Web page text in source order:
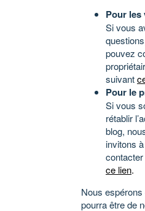
Pour
Si vous
pouvez
suivant
Pour le
Si vous
rétablir
blog,
invitons
ce lien.
Nous
pourra être de